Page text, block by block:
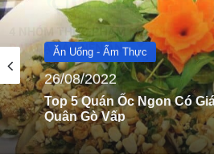
Ăn Uống - Ẩm Thực
06/04/2024
Top 4 Nhóm Thực Phẩm
Nên Ăn